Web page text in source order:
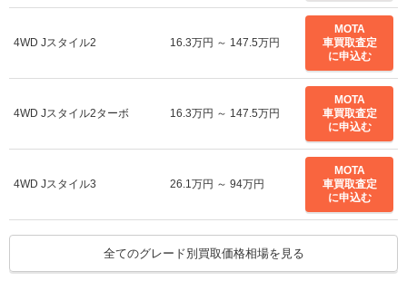
4WD Jスタイル2 16.3万円 ～ 147.5万円
MOTA
車買取査定
に申込む
4WD Jスタイル2ターボ 16.3万円 ～ 147.5万円
MOTA
車買取査定
に申込む
4WD Jスタイル3 26.1万円 ～ 94万円
MOTA
車買取査定
に申込む
4WD Jスタイル3ターボ 26.1万円 ～ 94万円
に申込む
全てのグレード別買取価格相場を見る